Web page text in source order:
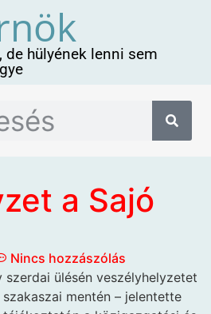
hülyének lenni sem
a Sajó
Nincs hozzászólás
szerdai ülésén veszélyhelyzetet
mentén – jelentette